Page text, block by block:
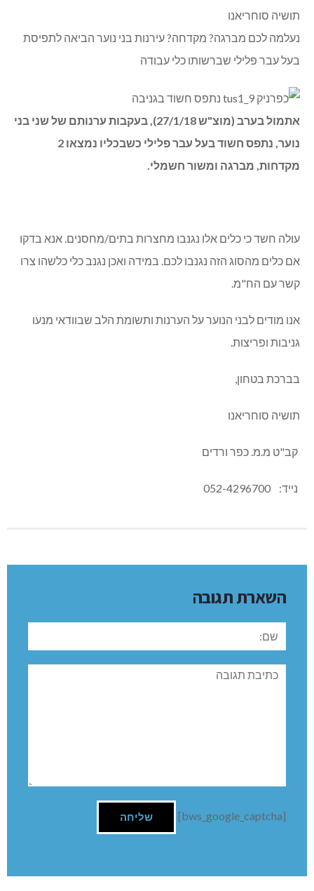
תושיה סוחריאנו
נעלמה לכם מברגה? מקדחה? עירנות בני נוער הביאה לתפיסת
בעל עבר פלילי שברשותו כלי עבודה
אתמול בערב (מוצ"ש 27/1/18), בעקבות ערנותם של שני בני
נוער, נתפס חשוד בעל עבר פלילי כשבכליו נמצאו 2
מקדחות, מברגה ומשור חשמלי.
עולה חשד כי כלים אלו נגנבו מחצרות בתים/מחסנים. אנא בדקו
אם כלים מהסוג הזה נגנבו לכם. במידה ואכן נגנב כלי כלשהו צרו
קשר עם הח"מ.
אנו מודים לבני הנוער על הערנות ותשומת הלב שבוודאי מנעו
גניבות ופריצות.
בברכת בטחון,
תושיה סוחריאנו
קב"ט מ.מ. כפר ורדים
נייד: 052-4296700
השארת תגובה
שם:
תגובה
[bws_google_captcha]